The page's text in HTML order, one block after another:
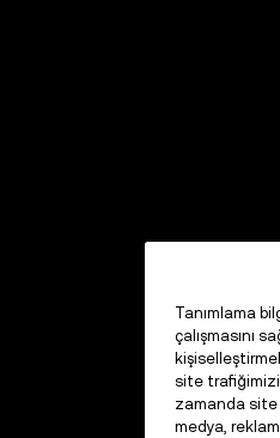
Tanımlama
çalışmasını
site trafiğimizi
zamanda site
medya,